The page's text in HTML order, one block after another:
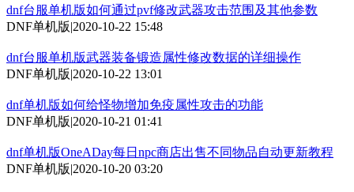
dnf台服单机版如何通过pvf修改武器攻击范围及其他参数
DNF单机版|2020-10-22 15:48
dnf台服单机版武器装备锻造属性修改数据的详细操作
DNF单机版|2020-10-22 13:01
dnf单机版如何给怪物增加免疫属性攻击的功能
DNF单机版|2020-10-21 01:41
dnf单机版OneADay每日npc商店出售不同物品自动更新教程
DNF单机版|2020-10-20 03:20